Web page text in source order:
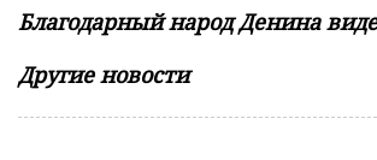
Благодарный народ Денина
Другие новости